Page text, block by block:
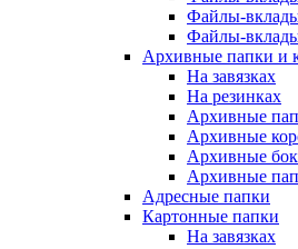
Файлы-
Файлы-
Архивные папки и
На завязках
На резинках
Архивные
Архивные
Архивные
Архивные
Адресные папки
Картонные папки
На завязках